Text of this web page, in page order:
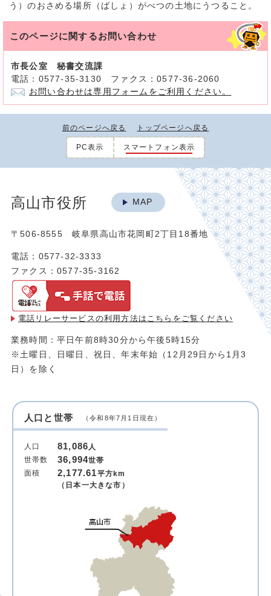
う）のおさめる場所（ばしょ）がべつの土地にうつること。
このページに関するお問い合わせ
市長公室 秘書交流課
電話：0577-35-3130 ファクス：0577-36-2060
お問い合わせは専用フォームをご利用ください。
前のページへ戻る トップページへ戻る
PC表示 スマートフォン表示
高山市役所 MAP
〒506-8555 岐阜県高山市花岡町2丁目18番地
電話：0577-32-3333
ファクス：0577-35-3162
電話リレーサービスの利用方法は こちらをご覧ください
業務時間：平日午前8時30分から午後5時15分
※土曜日、日曜日、祝日、年末年始（12月29日から1月3
日）を除く
人口と世帯 （令和8年7月1日現在）
人口 81,086人
世帯数
36,994世帯
面積
2,177.61平方km
（日本一大きな市）